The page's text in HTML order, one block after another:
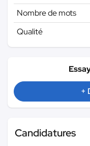
Nombre de mots
Qualité
+
Candidatures